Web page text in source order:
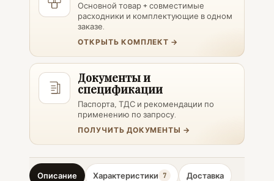
Основной товар + совместимые
расходники и комплектующие в одном
заказе.
ОТКРЫТЬ КОМПЛЕКТ →
Документы и
спецификации
Паспорта, ТДС и рекомендации по
применению по запросу.
ПОЛУЧИТЬ ДОКУМЕНТЫ →
Описание Характеристики 7 Доставка